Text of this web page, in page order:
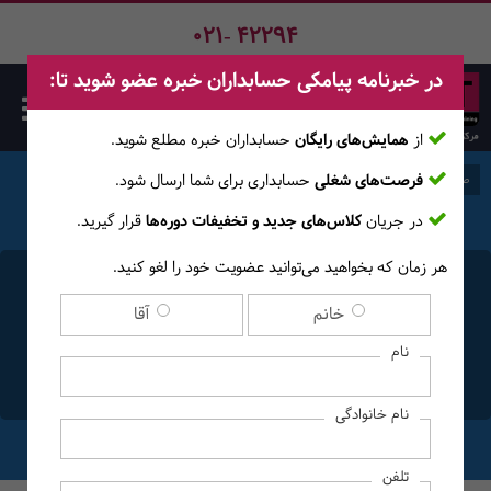
021- 42294
همه چیز درباره مالیات حقوق
1405؛ از معافیت تا نکات
اظهارنامه
صفحه اصلی وبلاگ
در خبرنامه پیامکی حسابداران خبره عضو شوید تا:
از همایش‌های رایگان حسابداران خبره مطلع ‎شوید.
فرصت‌های شغلی حسابداری برای شما ارسال شود.
در جریانکلاس‌های جدید و تخفیفات دوره‌هاقرار گیرید.
هر زمان که بخواهید می‌توانید عضویت خود را لغو کنید.
خانم آقا
نام
نام خانوادگی
تلفن